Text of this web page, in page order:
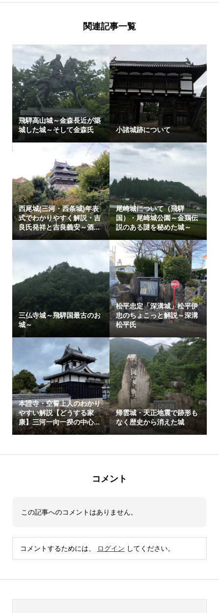
関連記事一覧
飛騨高山城～金森長近が築
城した城～そして金森氏
小諸城跡について
西尾城(三河・西条城)年表
式でわかりやすく解説・吉
良氏発祥と吉良義安～酒...
尾崎城について（飛騨
国）・尾崎城公園～金鶏伝
説のある謎を秘めた城～
三仏寺城～飛騨国最古のお
城～
松平忠定「深溝城」松平伊
忠のちょこっと解説～深溝
松平氏
本證寺・空誓上人のわかり
やすい解説【どうする家
康】三河一向一揆の中心...
帰雲城・天正地震で跡形も
なく歴史から消えた城
コメント
この記事へのコメントはありません。
コメントするためには、 ログイン してください。